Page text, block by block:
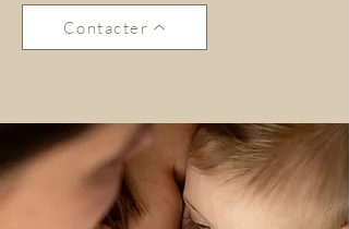
Contacter